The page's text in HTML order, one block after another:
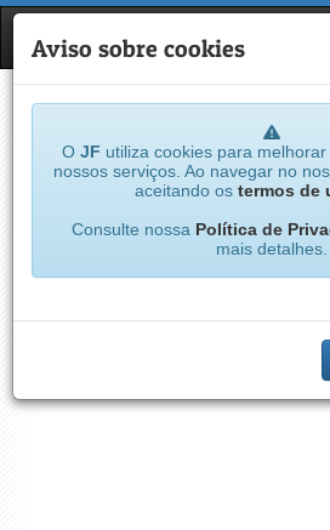
JF
Aviso sobre cookies
O JF utiliza cookies para
nossos serviços. Ao navegar no
aceitando os termos de
Consulte nossa Política de
mais detalhes.